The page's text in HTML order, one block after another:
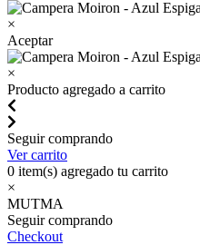
×
Aceptar
×
Producto agregado a carrito
Seguir comprando
Ver carrito
0 item(s) agregado tu carrito
×
MUTMA
Seguir comprando
Checkout